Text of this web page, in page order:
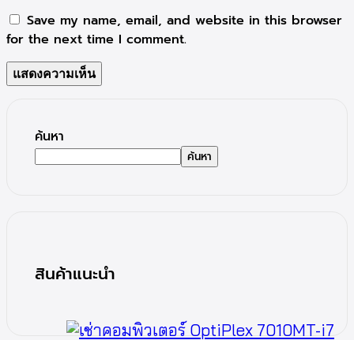
Save my name, email, and website in this browser
for the next time I comment.
ค้นหา
ค้นหา
สินค้าแนะนำ